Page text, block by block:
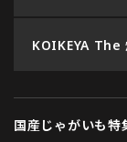
KOIKEYA The
国産じゃがいも特